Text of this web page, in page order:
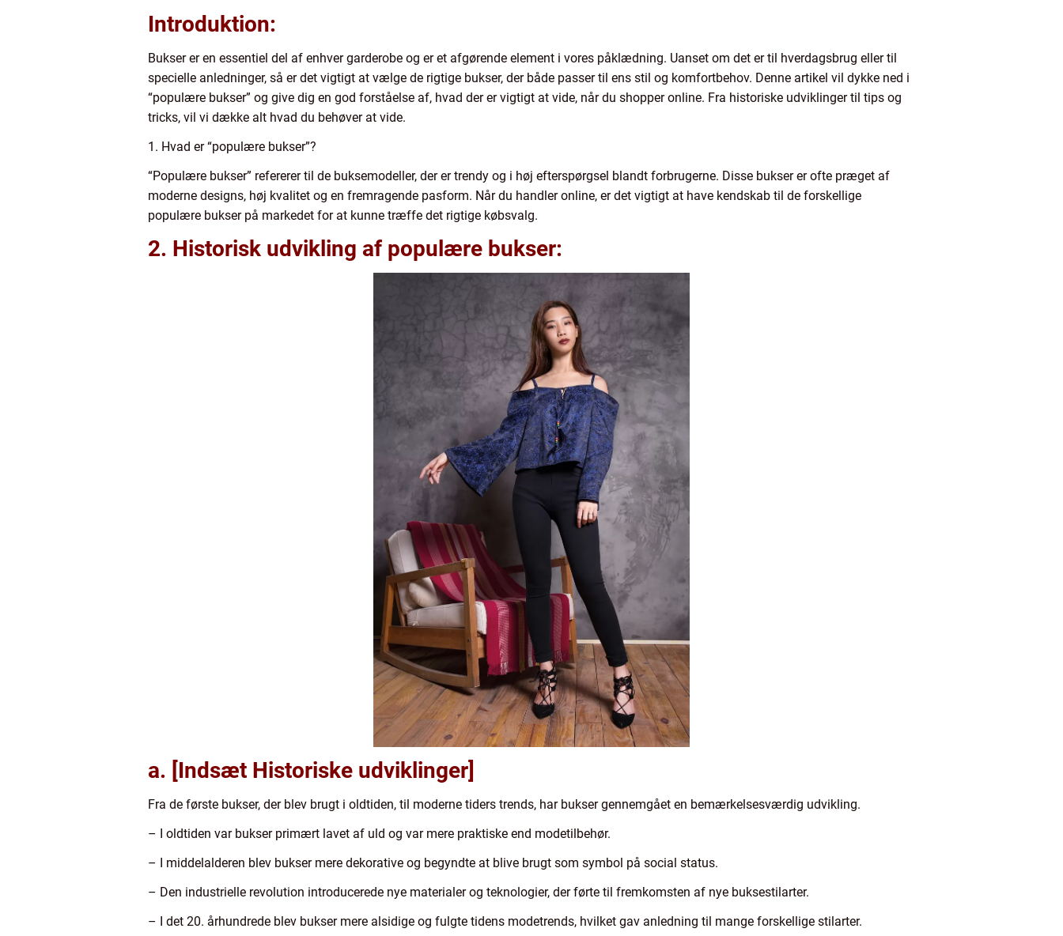
Introduktion:
Bukser er en essentiel del af enhver garderobe og er et afgørende element i vores påklædning. Uanset om det er til hverdagsbrug eller til
specielle anledninger, så er det vigtigt at vælge de rigtige bukser, der både passer til ens stil og komfortbehov. Denne artikel vil dykke ned i
“populære bukser” og give dig en god forståelse af, hvad der er vigtigt at vide, når du shopper online. Fra historiske udviklinger til tips og
tricks, vil vi dække alt hvad du behøver at vide.
1. Hvad er “populære bukser”?
“Populære bukser” refererer til de buksemodeller, der er trendy og i høj efterspørgsel blandt forbrugerne. Disse bukser er ofte præget af
moderne designs, høj kvalitet og en fremragende pasform. Når du handler online, er det vigtigt at have kendskab til de forskellige
populære bukser på markedet for at kunne træffe det rigtige købsvalg.
2. Historisk udvikling af populære bukser:
a. [Indsæt Historiske udviklinger]
Fra de første bukser, der blev brugt i oldtiden, til moderne tiders trends, har bukser gennemgået en bemærkelsesværdig udvikling.
– I oldtiden var bukser primært lavet af uld og var mere praktiske end modetilbehør.
– I middelalderen blev bukser mere dekorative og begyndte at blive brugt som symbol på social status.
– Den industrielle revolution introducerede nye materialer og teknologier, der førte til fremkomsten af nye buksestilarter.
– I det 20. århundrede blev bukser mere alsidige og fulgte tidens modetrends, hvilket gav anledning til mange forskellige stilarter.